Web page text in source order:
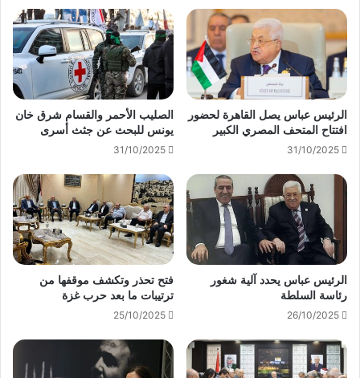
الرئيس عباس يصل القاهرة لحضور
افتتاح المتحف المصري الكبير
31/10/2025
الصليب الأحمر والقسام شرق خان
يونس للبحث عن جثث أسرى
31/10/2025
الرئيس عباس يحدد آلية شغور
رئاسة السلطة
26/10/2025
فتح تحذر وتكشف موقفها من
ترتيبات ما بعد حرب غزة
25/10/2025